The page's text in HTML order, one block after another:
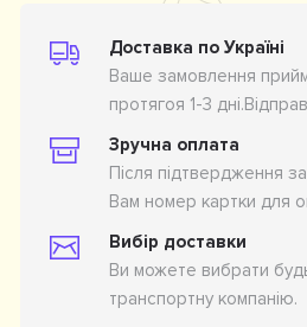
Доставка по Україні
Ваше замовлення
протягоя 1-3
Зручна оплата
Після підтвердження
Вам номер картки для
Вибір доставки
Ви можете вибрати
транспортну компанію.